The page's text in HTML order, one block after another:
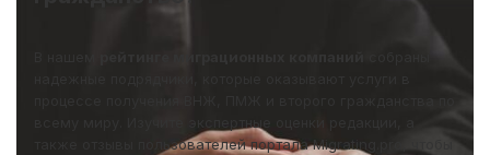
всему миру. Изучите экспертные оценки редакции, а
также отзывы пользователей портала Migrating.pro, чтобы